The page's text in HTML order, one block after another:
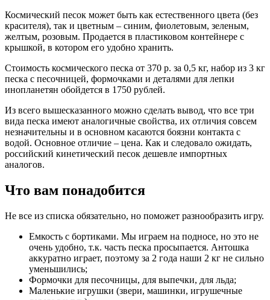
Космический песок может быть как естественного цвета (без
красителя), так и цветным – синим, фиолетовым, зеленым,
желтым, розовым. Продается в пластиковом контейнере с
крышкой, в котором его удобно хранить.
Стоимость космического песка от 370 р. за 0,5 кг, набор из 3 кг
песка с песочницей, формочками и деталями для лепки
инопланетян обойдется в 1750 рублей.
Из всего вышесказанного можно сделать вывод, что все три
вида песка имеют аналогичные свойства, их отличия совсем
незначительны и в основном касаются боязни контакта с
водой. Основное отличие – цена. Как и следовало ожидать,
российский кинетический песок дешевле импортных
аналогов.
Что вам понадобится
Не все из списка обязательно, но поможет разнообразить игру.
Емкость с бортиками. Мы играем на подносе, но это не
очень удобно, т.к. часть песка просыпается. Антошка
аккуратно играет, поэтому за 2 года наши 2 кг не сильно
уменьшились;
Формочки для песочницы, для выпечки, для льда;
Маленькие игрушки (звери, машинки, игрушечные